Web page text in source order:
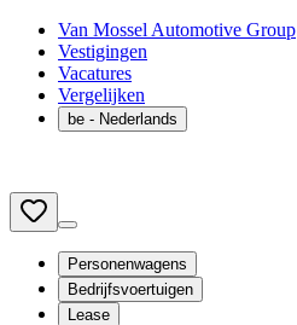
Van Mossel Automotive Group
Vestigingen
Vacatures
Vergelijken
be - Nederlands
Personenwagens
Bedrijfsvoertuigen
Lease